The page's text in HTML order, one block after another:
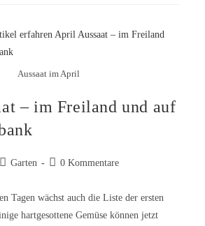
Aussaat im April
– im Freiland und auf
Garten 0 Kommentare
Tagen wächst auch die Liste der ersten
hartgesottene Gemüse können jetzt